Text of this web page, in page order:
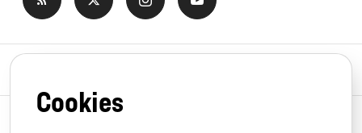
Cookies